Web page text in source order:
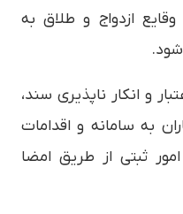
ازدواج و طلاق به
و انکار ناپذیری سند،
به سامانه و اقدامات
ثبتی از طریق امضا